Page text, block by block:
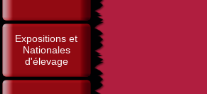
Expositions et
Nationales
d'élevage